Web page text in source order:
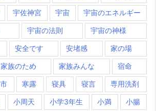
宇佐神宮 宇宙 宇宙のエネルギー
宇宙の法則 宇宙の神様
安全です 安堵感 家の場
家族のため 家族みんな 宿命
寒露 寝具 寝言 専用洗剤
小周天 小学3年生 小満 小腸